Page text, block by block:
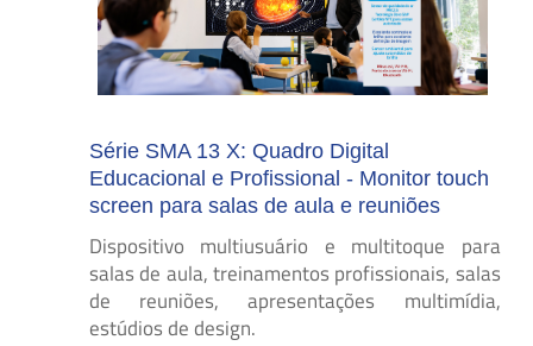
Série SMA 13 X: Quadro Digital
Educacional e Profissional - Monitor touch
screen para salas de aula e reuniões
Dispositivo multiusuário e multitoque para
salas de aula, treinamentos profissionais, salas
de reuniões, apresentações multimídia,
estúdios de design.